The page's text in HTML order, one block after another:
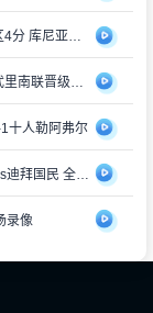
联赛4连败！切尔西0-1曼联先赛落后欧冠区4分 库尼亚制胜B费助攻
亚冠精英-雷南加时破门 迪拜国民3-2十人武里南联晋级半决赛
十人勒阿弗尔
04月19日 亚冠精英联赛1/4决赛 武里南联vs迪拜国民 全场录像
录像